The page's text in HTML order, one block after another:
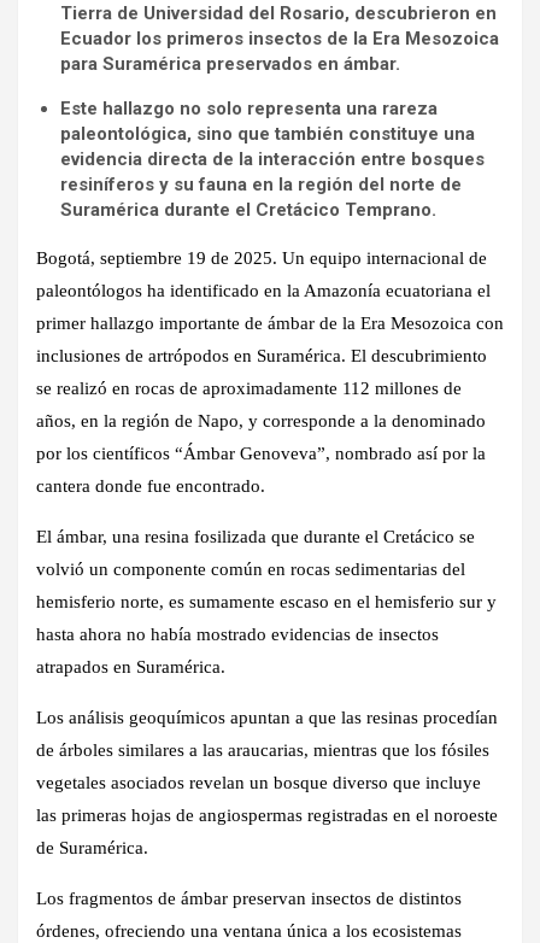
Tierra de Universidad del Rosario, descubrieron en
Ecuador los primeros insectos de la Era Mesozoica
para Suramérica preservados en ámbar.
Este hallazgo no solo representa una rareza
paleontológica, sino que también constituye una
evidencia directa de la interacción entre bosques
resiníferos y su fauna en la región del norte de
Suramérica durante el Cretácico Temprano.
Bogotá, septiembre 19 de 2025. Un equipo internacional de
paleontólogos ha identificado en la Amazonía ecuatoriana el
primer hallazgo importante de ámbar de la Era Mesozoica con
inclusiones de artrópodos en Suramérica. El descubrimiento
se realizó en rocas de aproximadamente 112 millones de
años, en la región de Napo, y corresponde a la denominado
por los científicos “Ámbar Genoveva”, nombrado así por la
cantera donde fue encontrado.
El ámbar, una resina fosilizada que durante el Cretácico se
volvió un componente común en rocas sedimentarias del
hemisferio norte, es sumamente escaso en el hemisferio sur y
hasta ahora no había mostrado evidencias de insectos
atrapados en Suramérica.
Los análisis geoquímicos apuntan a que las resinas procedían
de árboles similares a las araucarias, mientras que los fósiles
vegetales asociados revelan un bosque diverso que incluye
las primeras hojas de angiospermas registradas en el noroeste
de Suramérica.
Los fragmentos de ámbar preservan insectos de distintos
órdenes, ofreciendo una ventana única a los ecosistemas